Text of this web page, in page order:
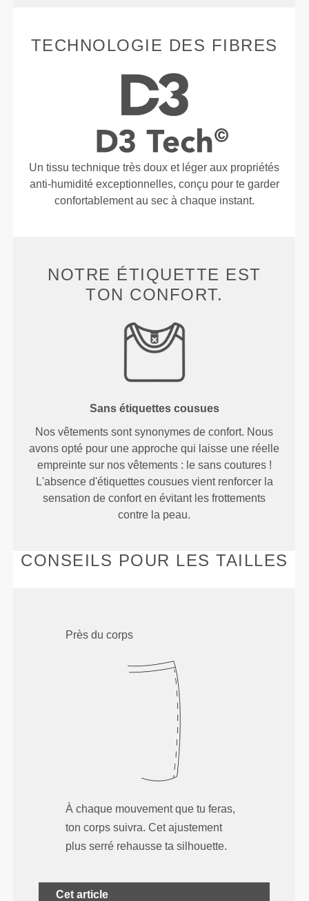
TECHNOLOGIE DES FIBRES
Un tissu technique très doux et léger aux propriétés
anti-humidité exceptionnelles, conçu pour te garder
confortablement au sec à chaque instant.
NOTRE ÉTIQUETTE EST
TON CONFORT.
Sans étiquettes cousues
Nos vêtements sont synonymes de confort. Nous
avons opté pour une approche qui laisse une réelle
empreinte sur nos vêtements : le sans coutures !
L'absence d'étiquettes cousues vient renforcer la
sensation de confort en évitant les frottements
contre la peau.
CONSEILS POUR LES TAILLES
Près du corps
À chaque mouvement que tu feras,
ton corps suivra. Cet ajustement
plus serré rehausse ta silhouette.
Cet article